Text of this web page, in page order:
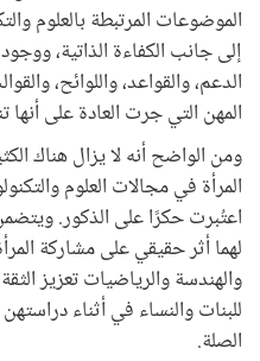
الموضوعات المرتبطة بالعلوم
إلى جانب الكفاءة الذاتية،
الدعم، والقواعد، واللوائح،
المهن التي جرت العادة على
ومن الواضح أنه لا يزال هناك
المرأة في مجالات العلوم
اعتُبرت حكرًا على الذكور.
لهما أثر حقيقي على مشاركة
والهندسة والرياضيات تعزيز
للبنات والنساء في أثناء
الصلة.